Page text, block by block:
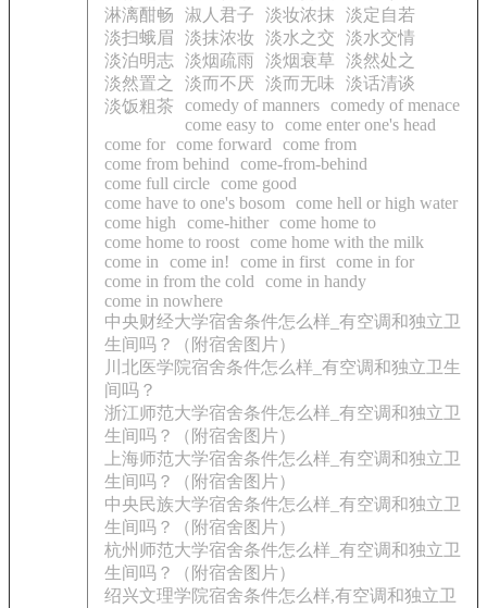
淋漓酣畅
淑人君子 淡妆浓抹
淡定自若
淡扫蛾眉
淡抹浓妆 淡水之交
淡水交情
淡泊明志
淡烟疏雨 淡烟衰草
淡然处之
淡然置之
淡而不厌 淡而无味
淡话清谈
淡饭粗茶
comedy of manners comedy of menace
come easy to come enter one's head
come for come forward
come from
come from behind
come-from-behind
come full circle come good
come have to one's bosom
come hell or high water
come high
come-hither come home to
come home to roost come home with the milk
come in
come in! come in first come in for
come in from the cold
come in handy
come in nowhere
中央财经大学宿舍条件怎么样_有空调和独立卫
生间吗？（附宿舍图片）
川北医学院宿舍条件怎么样_有空调和独立卫生
间吗？
浙江师范大学宿舍条件怎么样_有空调和独立卫
生间吗？（附宿舍图片）
上海师范大学宿舍条件怎么样_有空调和独立卫
生间吗？（附宿舍图片）
中央民族大学宿舍条件怎么样_有空调和独立卫
生间吗？（附宿舍图片）
杭州师范大学宿舍条件怎么样_有空调和独立卫
生间吗？（附宿舍图片）
绍兴文理学院宿舍条件怎么样,有空调和独立卫